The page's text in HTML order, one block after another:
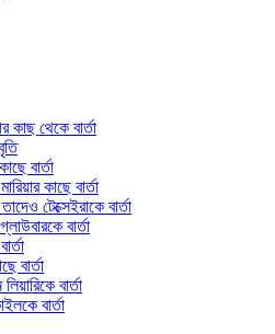
থেকে বার্তা
বার্তা
কাছে বার্তা
টেক্সেইরাকে বার্তা
বার্তা
বার্তা
বার্তা
বার্তা